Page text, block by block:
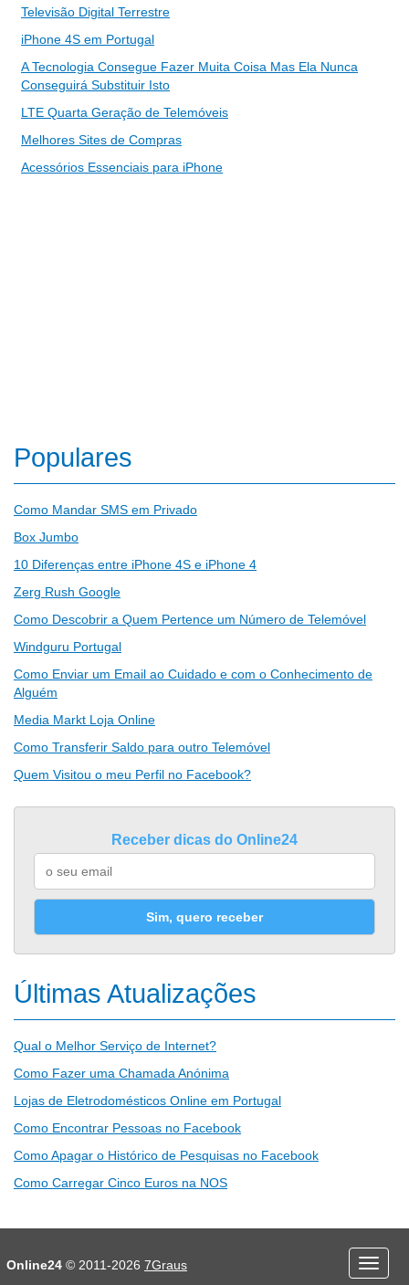
Televisão Digital Terrestre
iPhone 4S em Portugal
A Tecnologia Consegue Fazer Muita Coisa Mas Ela Nunca
Conseguirá Substituir Isto
LTE Quarta Geração de Telemóveis
Melhores Sites de Compras
Acessórios Essenciais para iPhone
Populares
Como Mandar SMS em Privado
Box Jumbo
10 Diferenças entre iPhone 4S e iPhone 4
Zerg Rush Google
Como Descobrir a Quem Pertence um Número de Telemóvel
Windguru Portugal
Como Enviar um Email ao Cuidado e com o Conhecimento de
Alguém
Media Markt Loja Online
Como Transferir Saldo para outro Telemóvel
Quem Visitou o meu Perfil no Facebook?
Receber dicas do Online24
Sim, quero receber
Últimas Atualizações
Qual o Melhor Serviço de Internet?
Como Fazer uma Chamada Anónima
Lojas de Eletrodomésticos Online em Portugal
Como Encontrar Pessoas no Facebook
Como Apagar o Histórico de Pesquisas no Facebook
Como Carregar Cinco Euros na NOS
Educação
Online24 © 2011-2026 7Graus
Menu